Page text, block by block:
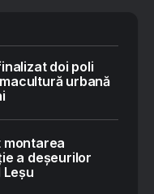
doi poli
urbană
montarea
a deșeurilor